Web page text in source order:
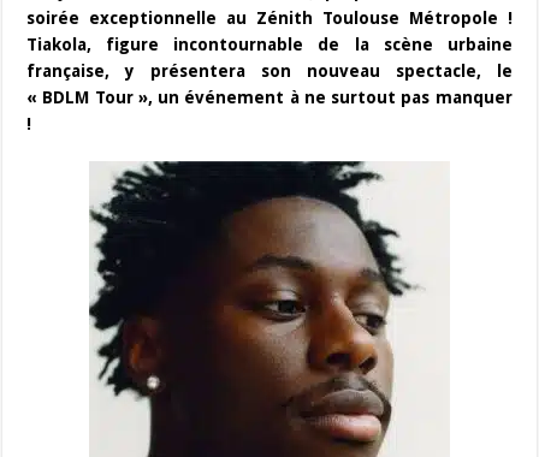
soirée exceptionnelle au Zénith Toulouse Métropole !
Tiakola, figure incontournable de la scène urbaine
française, y présentera son nouveau spectacle, le
« BDLM Tour », un événement à ne surtout pas manquer
!